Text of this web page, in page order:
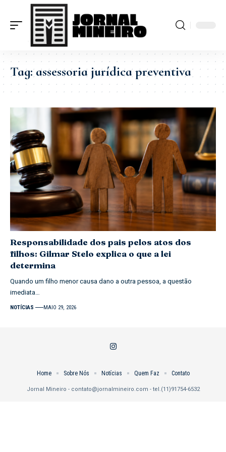
Tag:assessoria jurídica preventiva
Responsabilidade dos pais pelos atos dos
filhos: Gilmar Stelo explica o que a lei
determina
Quando um filho menor causa dano a outra pessoa, a questão
imediata…
NOTÍCIAS MAIO 29, 2026
Jornal Mineiro - contato@jornalmineiro.com - tel.(11)91754-6532
Home Sobre Nós Notícias Quem Faz Contato